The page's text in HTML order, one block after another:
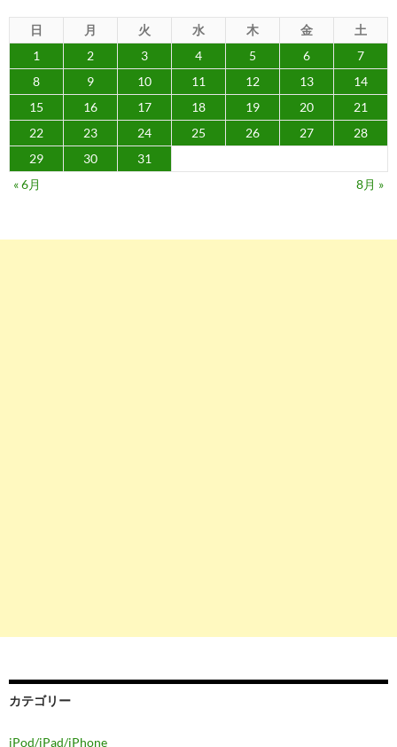
日 月 火 水 木 金
土
1
2 3 4 5 6
7
8
9 10 11 12 13
14
15
16 17 18 19 20
21
22
23 24 25 26 27
28
29
30
31
« 6月
8月 »
カテゴリー
iPod/iPad/iPhone